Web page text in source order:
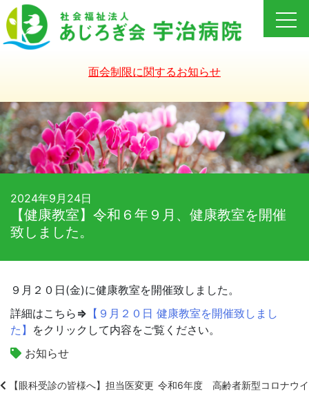
Skip
to
content
面会制限に関するお知らせ
2024年9月24日
【健康教室】令和６年９月、健康教室を開催
致しました。
９月２０日(金)に健康教室を開催致しました。
詳細はこちら ⇒ 【９ 月２０日 健康教室を開催致しまし
た 】 をクリックして内容をご覧ください。
お知らせ
【眼科受診の皆様へ】担当医変更 令和6年度 高齢者新型コロナウイ